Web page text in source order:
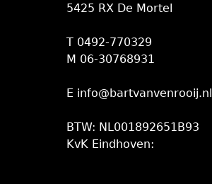
5425 RX De Mortel
T 0492-770329
M 06-30768931
E info@bartvanvenrooij.nl
BTW: NL001892651B93
KvK Eindhoven: